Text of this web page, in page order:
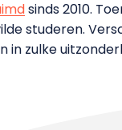
sinds 2010.
studeren.
in zulke